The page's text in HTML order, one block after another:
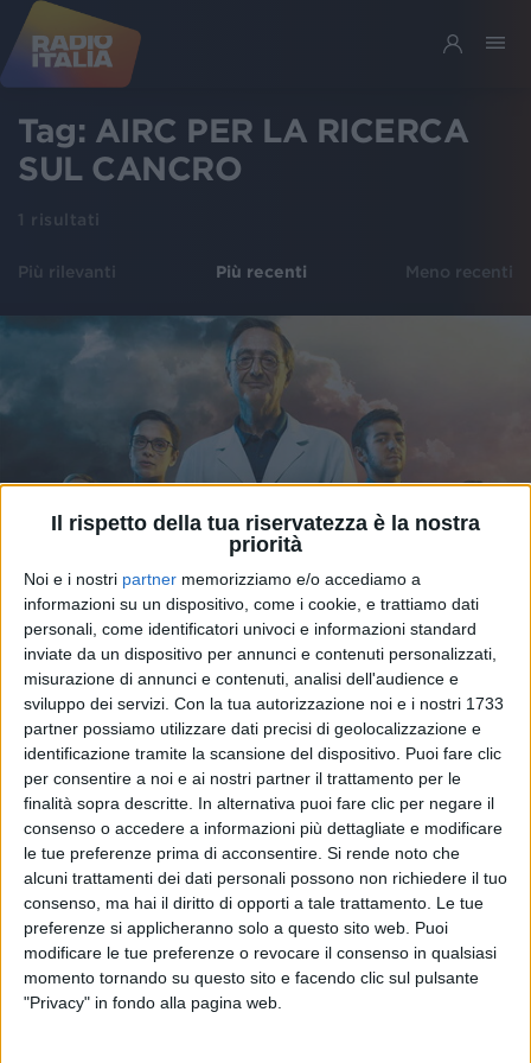
Il rispetto della tua riservatezza è la nostra
priorità
Noi e i nostri partner memorizziamo e/o accediamo a
informazioni su un dispositivo, come i cookie, e trattiamo dati
personali, come identificatori univoci e informazioni standard
inviate da un dispositivo per annunci e contenuti personalizzati,
misurazione di annunci e contenuti, analisi dell'audience e
sviluppo dei servizi. Con la tua autorizzazione noi e i nostri 1733
partner possiamo utilizzare dati precisi di geolocalizzazione e
identificazione tramite la scansione del dispositivo. Puoi fare clic
per consentire a noi e ai nostri partner il trattamento per le
finalità sopra descritte. In alternativa puoi fare clic per negare il
consenso o accedere a informazioni più dettagliate e modificare
le tue preferenze prima di acconsentire. Si rende noto che
alcuni trattamenti dei dati personali possono non richiedere il tuo
consenso, ma hai il diritto di opporti a tale trattamento. Le tue
preferenze si applicheranno solo a questo sito web. Puoi
modificare le tue preferenze o revocare il consenso in qualsiasi
momento tornando su questo sito e facendo clic sul pulsante
"Privacy" in fondo alla pagina web.
Tag: AIRC PER LA RICERCA
SUL CANCRO
1 risultati
Più rilevanti Più recenti Meno recenti
VIDEO
FONDAZIONE AIRC PER LA RICERCA SUL
CANCRO
Chi siamo Contattaci